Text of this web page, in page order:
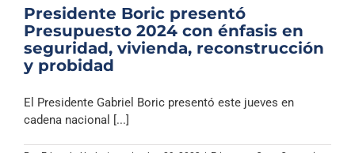
Presidente Boric presentó
Presupuesto 2024 con énfasis en
seguridad, vivienda, reconstrucción
y probidad
El Presidente Gabriel Boric presentó este jueves en
cadena nacional [...]